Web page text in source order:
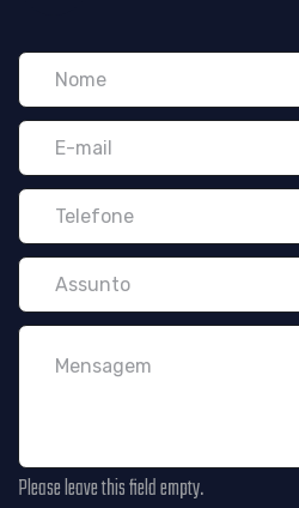
Please leave this field empty.